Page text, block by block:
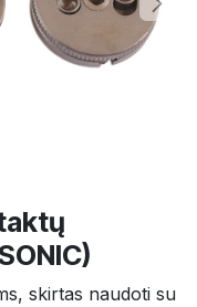
skirtas naudoti su